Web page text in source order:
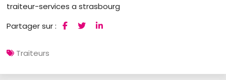
traiteur-services a strasbourg
Partager sur :
Traiteurs